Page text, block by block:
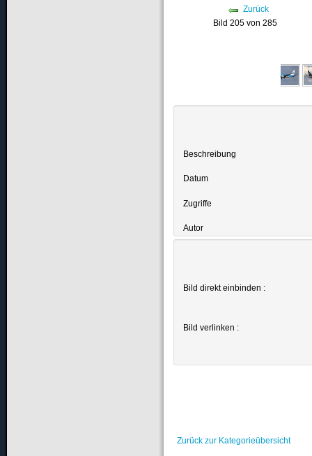
Zurück
Bild 205 von 285
Beschreibung
Datum
Zugriffe
Autor
Bild direkt einbinden :
Bild verlinken :
Zurück zur Kategorieübersicht